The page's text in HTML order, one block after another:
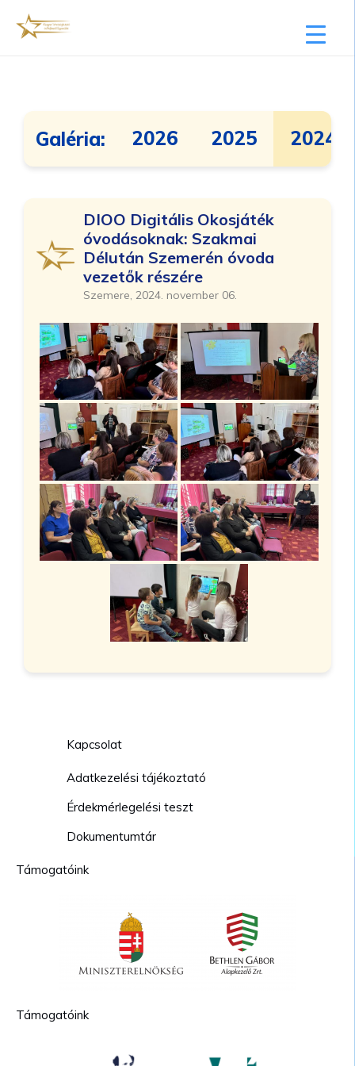
Galéria: 2026 2025 2024
DIOO Digitális Okosjáték
óvodásoknak: Szakmai
Délután Szemerén óvoda
vezetők részére
Szemere, 2024. november 06.
Kapcsolat
Adatkezelési tájékoztató
Érdekmérlegelési teszt
Dokumentumtár
Támogatóink
Támogatóink